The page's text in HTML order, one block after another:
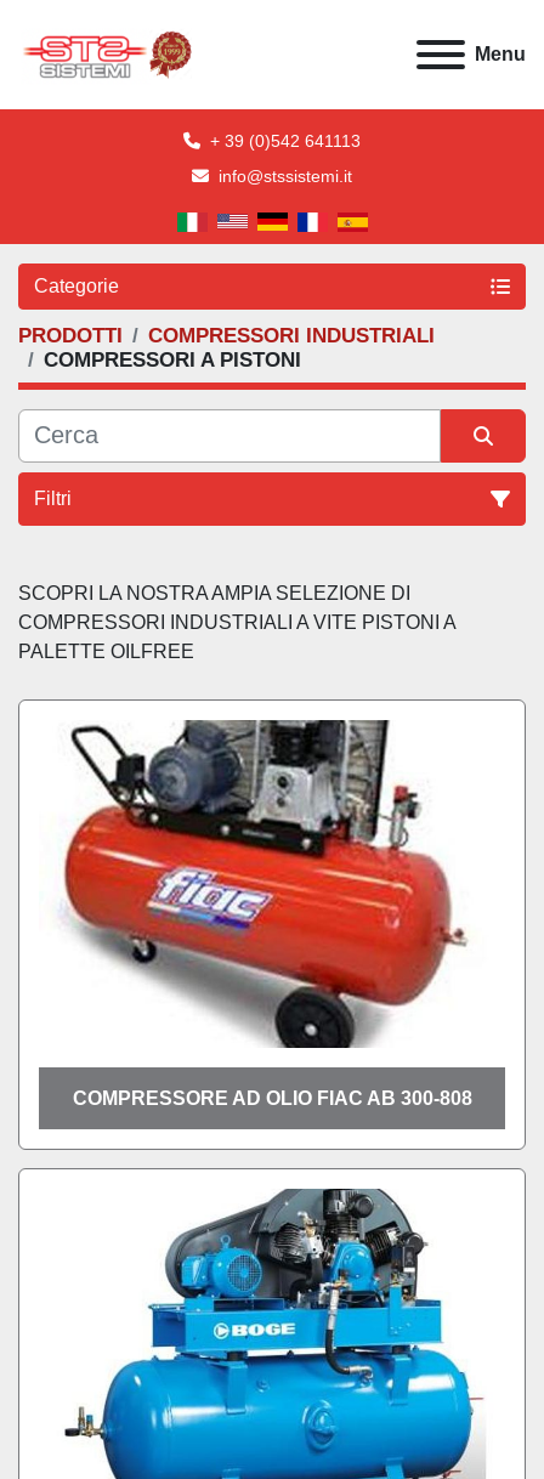
Menu
+ 39 (0)542 641113
info@stssistemi.it
Categorie
PRODOTTI
COMPRESSORI INDUSTRIALI
COMPRESSORI A PISTONI
Filtri
SCOPRI LA NOSTRA AMPIA SELEZIONE DI
COMPRESSORI INDUSTRIALI A VITE PISTONI A
PALETTE OILFREE
COMPRESSORE AD OLIO FIAC AB 300-808